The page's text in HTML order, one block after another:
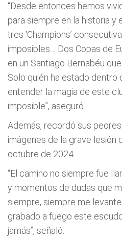
“Desde entonces hemos
para siempre en la historia y
tres ‘Champions’
imposibles… Dos Copas de
en un Santiago Bernabéu
Solo quién ha estado
entender la magia de este
imposible”, aseguró.
Además, recordó sus
imágenes de la grave lesión
octubre de 2024.
“El camino no siempre fue
y momentos de dudas que
siempre, siempre me
grabado a fuego este
jamás”, señaló.